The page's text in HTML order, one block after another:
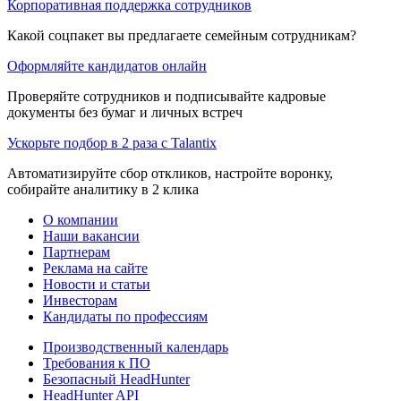
Корпоративная поддержка сотрудников
Какой соцпакет вы предлагаете семейным сотрудникам?
Оформляйте кандидатов онлайн
Проверяйте сотрудников и подписывайте кадровые
документы без бумаг и личных встреч
Ускорьте подбор в 2 раза с Talantix
Автоматизируйте сбор откликов, настройте воронку,
собирайте аналитику в 2 клика
О компании
Наши вакансии
Партнерам
Реклама на сайте
Новости и статьи
Инвесторам
Кандидаты по профессиям
Производственный календарь
Требования к ПО
Безопасный HeadHunter
HeadHunter API